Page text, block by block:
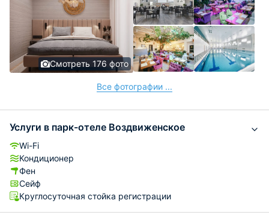
Смотреть 176 фото
Все фотографии ...
Услуги в парк-отеле Воздвиженское
Wi-Fi
Кондиционер
Фен
Сейф
Круглосуточная стойка регистрации